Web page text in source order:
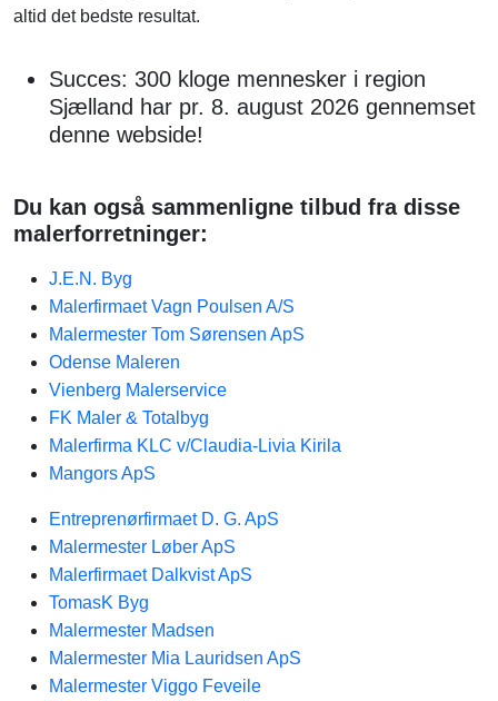
altid det bedste resultat.
Succes: 300 kloge mennesker i region
Sjælland har pr. 8. august 2026 gennemset
denne webside!
Du kan også sammenligne tilbud fra disse
malerforretninger:
J.E.N. Byg
Malerfirmaet Vagn Poulsen A/S
Malermester Tom Sørensen ApS
Odense Maleren
Vienberg Malerservice
FK Maler & Totalbyg
Malerfirma KLC v/Claudia-Livia Kirila
Mangors ApS
Entreprenørfirmaet D. G. ApS
Malermester Løber ApS
Malerfirmaet Dalkvist ApS
TomasK Byg
Malermester Madsen
Malermester Mia Lauridsen ApS
Malermester Viggo Feveile